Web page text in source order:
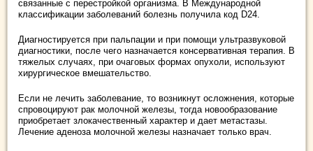
связанные с перестройкой организма. В Международной
классификации заболеваний болезнь получила код D24.
Диагностируется при пальпации и при помощи ультразвуковой
диагностики, после чего назначается консервативная терапия. В
тяжелых случаях, при очаговых формах опухоли, используют
хирургическое вмешательство.
Если не лечить заболевание, то возникнут осложнения, которые
спровоцируют рак молочной железы, тогда новообразование
приобретает злокачественный характер и дает метастазы.
Лечение аденоза молочной железы назначает только врач.